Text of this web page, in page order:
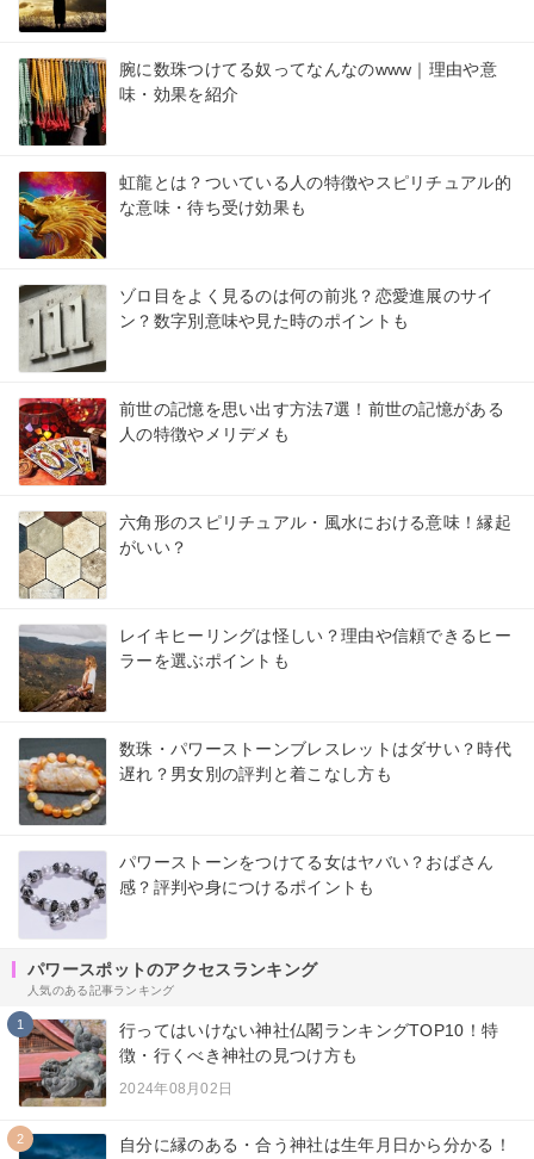
腕に数珠つけてる奴ってなんなのwww｜理由や意
味・効果を紹介
虹龍とは？ついている人の特徴やスピリチュアル的
な意味・待ち受け効果も
ゾロ目をよく見るのは何の前兆？恋愛進展のサイ
ン？数字別意味や見た時のポイントも
前世の記憶を思い出す方法7選！前世の記憶がある
人の特徴やメリデメも
六角形のスピリチュアル・風水における意味！縁起
がいい？
レイキヒーリングは怪しい？理由や信頼できるヒー
ラーを選ぶポイントも
数珠・パワーストーンブレスレットはダサい？時代
遅れ？男女別の評判と着こなし方も
パワーストーンをつけてる女はヤバい？おばさん
感？評判や身につけるポイントも
パワースポットのアクセスランキング
人気のある記事ランキング
1
行ってはいけない神社仏閣ランキングTOP10！特
徴・行くべき神社の見つけ方も
2024年08月02日
2
自分に縁のある・合う神社は生年月日から分かる！